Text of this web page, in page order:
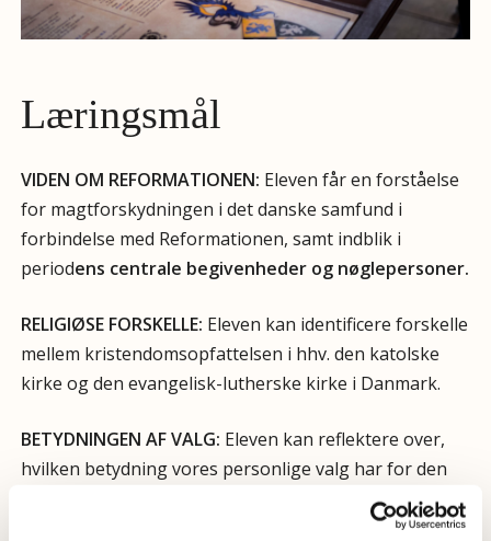
Læringsmål
VIDEN OM REFORMATIONEN: Eleven får en forståelse
for magtforskydningen i det danske samfund i
forbindelse med Reformationen, samt indblik i
periodens centrale begivenheder og nøglepersoner.
RELIGIØSE FORSKELLE: Eleven kan identificere forskelle
mellem kristendomsopfattelsen i hhv. den katolske
kirke og den evangelisk-lutherske kirke i Danmark.
BETYDNINGEN AF VALG: Eleven kan reflektere over,
hvilken betydning vores personlige valg har for den